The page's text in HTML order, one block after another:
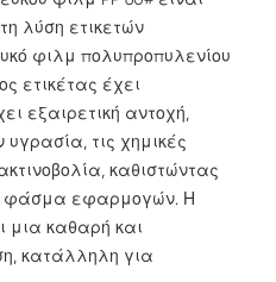
λύση ετικετών
φιλμ πολυπροπυλενίου
ετικέτας έχει
εξαιρετική αντοχή,
υγρασία, τις χημικές
καθιστώντας
φάσμα εφαρμογών. Η
μια καθαρή και
κατάλληλη για